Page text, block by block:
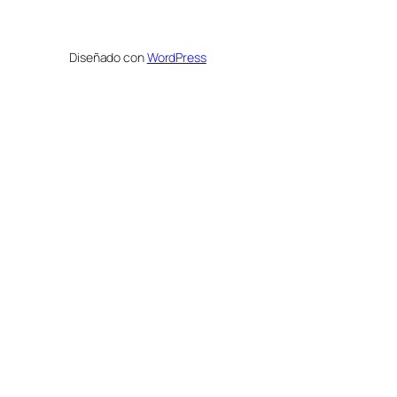
Diseñado conWordPress